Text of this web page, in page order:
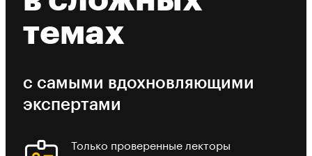
темах
с самыми вдохновляющими
экспертами
Только проверенные лекторы